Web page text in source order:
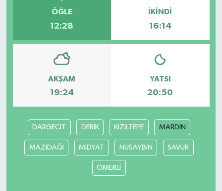
ÖĞLE
12:28
İKINDI
16:14
AKŞAM
19:24
YATSI
20:50
DARGECİT DERİK KIZILTEPE MARDİN
MAZIDAĞI MİDYAT NUSAYBİN SAVUR
ÖMERLİ